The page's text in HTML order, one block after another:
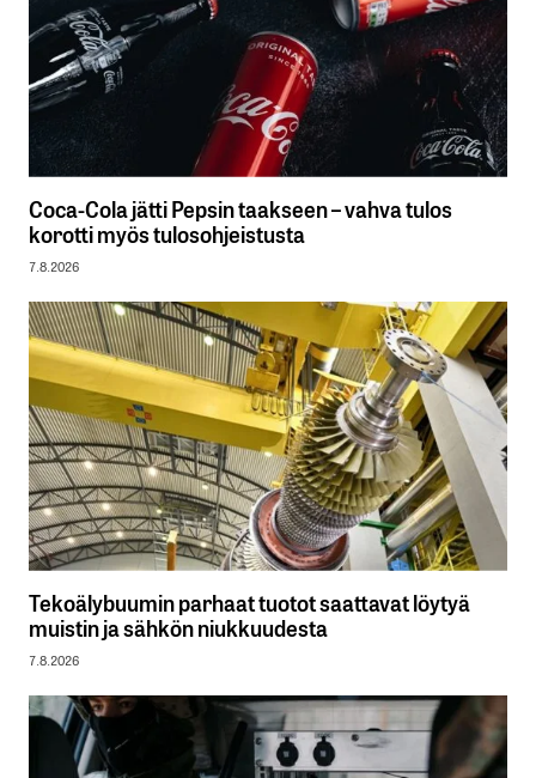
Coca-Cola jätti Pepsin taakseen – vahva tulos
korotti myös tulosohjeistusta
7.8.2026
Tekoälybuumin parhaat tuotot saattavat löytyä
muistin ja sähkön niukkuudesta
7.8.2026